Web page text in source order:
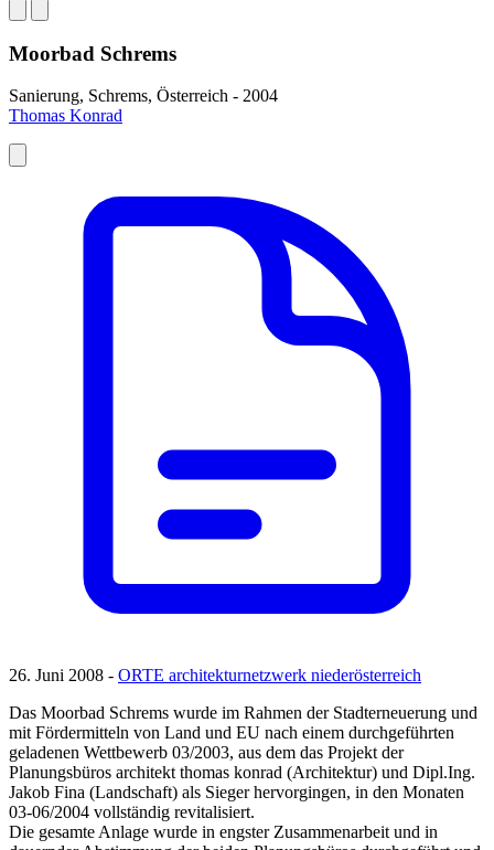
Moorbad Schrems
Sanierung, Schrems, Österreich - 2004
Thomas Konrad
26. Juni 2008 - ORTE architekturnetzwerk niederösterreich
Das Moorbad Schrems wurde im Rahmen der Stadterneuerung und
mit Fördermitteln von Land und EU nach einem durchgeführten
geladenen Wettbewerb 03/2003, aus dem das Projekt der
Planungsbüros architekt thomas konrad (Architektur) und Dipl.Ing.
Jakob Fina (Landschaft) als Sieger hervorgingen, in den Monaten
03-06/2004 vollständig revitalisiert.
Die gesamte Anlage wurde in engster Zusammenarbeit und in